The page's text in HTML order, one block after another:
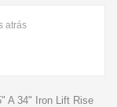
atrás
A 34" Iron Lift Rise